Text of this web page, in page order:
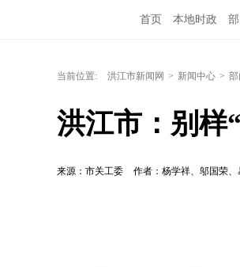
首页 本地时政
当前位置: 洪江市新闻网 > 新闻中心 >
洪江市：别样
来源：市关工委 作者：杨学祥、邬国荣、